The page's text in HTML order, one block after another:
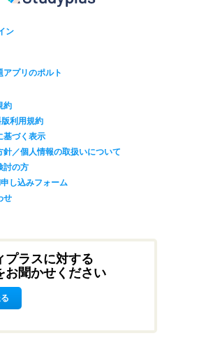
ン
アプリのポルト
約
利用規約
基づく表示
針／個人情報の取扱いについて
討の方
し込みフォーム
せ
プラスに対する
お聞かせください